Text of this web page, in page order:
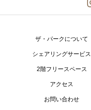
ザ・パークについて
シェアリングサービス
2階フリースペース
アクセス
お問い合わせ